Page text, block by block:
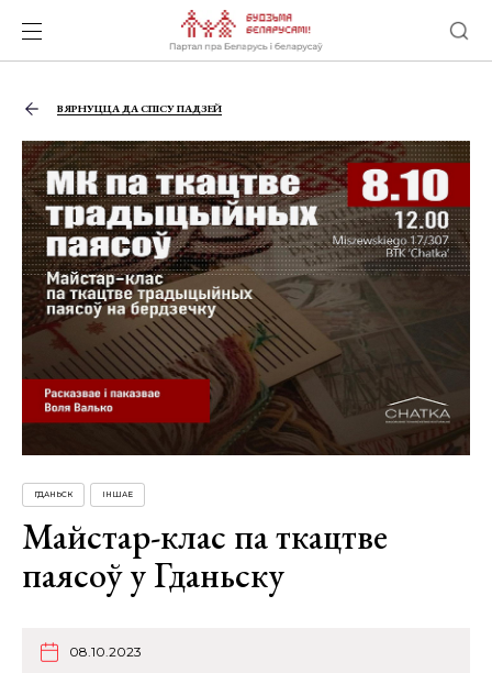
ВЯРНУЦЦА ДА СПІСУ ПАДЗЕЙ
ГДАНЬСК ІНШАЕ
Майстар-клас па ткацтве
паясоў у Гданьску
08.10.2023